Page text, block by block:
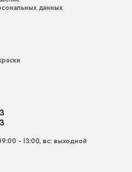
данных
- 13:00, вс: выходной